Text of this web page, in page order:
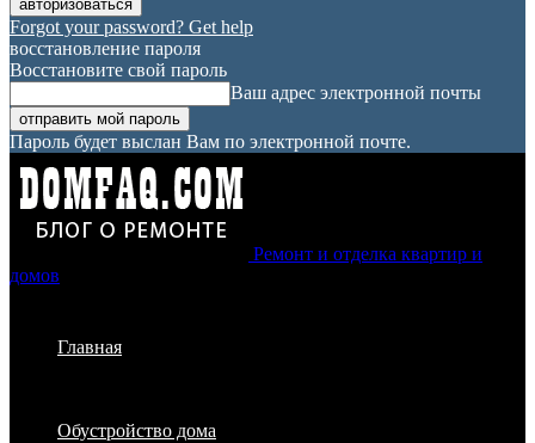
Forgot your password? Get help
восстановление пароля
Восстановите свой пароль
Ваш адрес электронной почты
Пароль будет выслан Вам по электронной почте.
Ремонт и отделка квартир и
домов
Главная
Обустройство дома